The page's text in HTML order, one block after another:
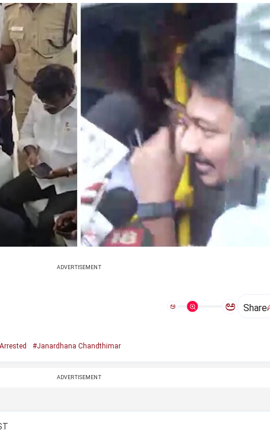
ADVERTISEMENT
ಅ ಅ Share
#Janardhana Chandthimar
ADVERTISEMENT